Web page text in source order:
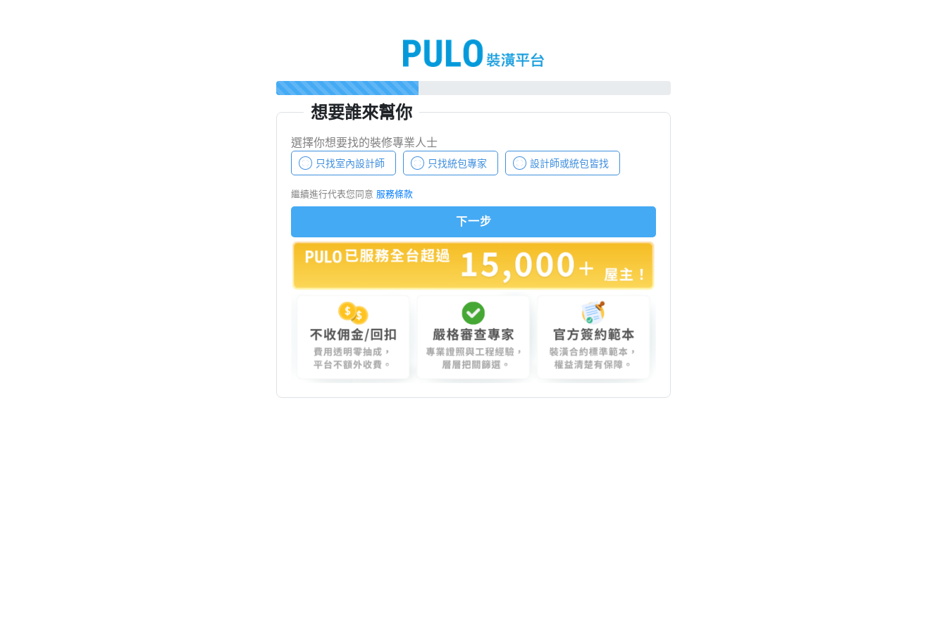
想要誰來幫你
選擇你想要找的裝修專業人士
只找室內設計師 只找統包專家 設計師或統包皆找
繼續進行代表您同意 服務條款